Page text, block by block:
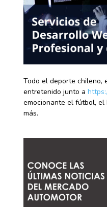
Todo el deporte chileno,
entretenido junto a
emocionante el fútbol, el
más.